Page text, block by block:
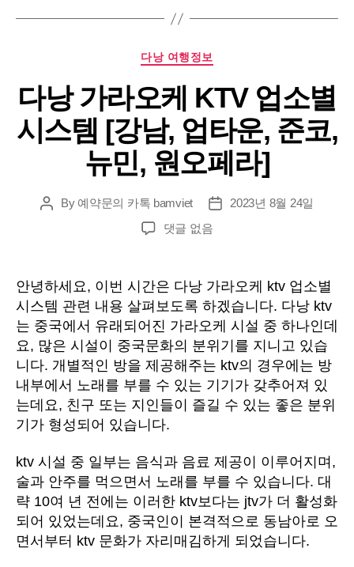
Categories
다낭 여행정보
다낭 가라오케 KTV 업소별
시스템 [강남, 업타운, 준코,
뉴민, 원오페라]
PostBy 예약문의 카톡 bamviet
Post2023년 8월 24일
다
라
오
케
KTV
업
소
별
시
스
템
[강
남,
업
타
운,
준
댓글 없음
안녕하세요, 이번 시간은 다낭 가라오케 ktv 업소별
시스템 관련 내용 살펴보도록 하겠습니다. 다낭 ktv
는 중국에서 유래되어진 가라오케 시설 중 하나인데
요, 많은 시설이 중국문화의 분위기를 지니고 있습
니다. 개별적인 방을 제공해주는 ktv의 경우에는 방
내부에서 노래를 부를 수 있는 기기가 갖추어져 있
는데요, 친구 또는 지인들이 즐길 수 있는 좋은 분위
기가 형성되어 있습니다.
ktv 시설 중 일부는 음식과 음료 제공이 이루어지며,
술과 안주를 먹으면서 노래를 부를 수 있습니다. 대
략 10여 년 전에는 이러한 ktv보다는 jtv가 더 활성화
되어 있었는데요, 중국인이 본격적으로 동남아로 오
면서부터 ktv 문화가 자리매김하게 되었습니다.